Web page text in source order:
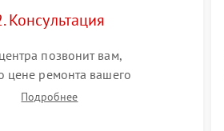
Консультация
позвонит вам,
цене ремонта вашего
а также ответит на все
Подробнее